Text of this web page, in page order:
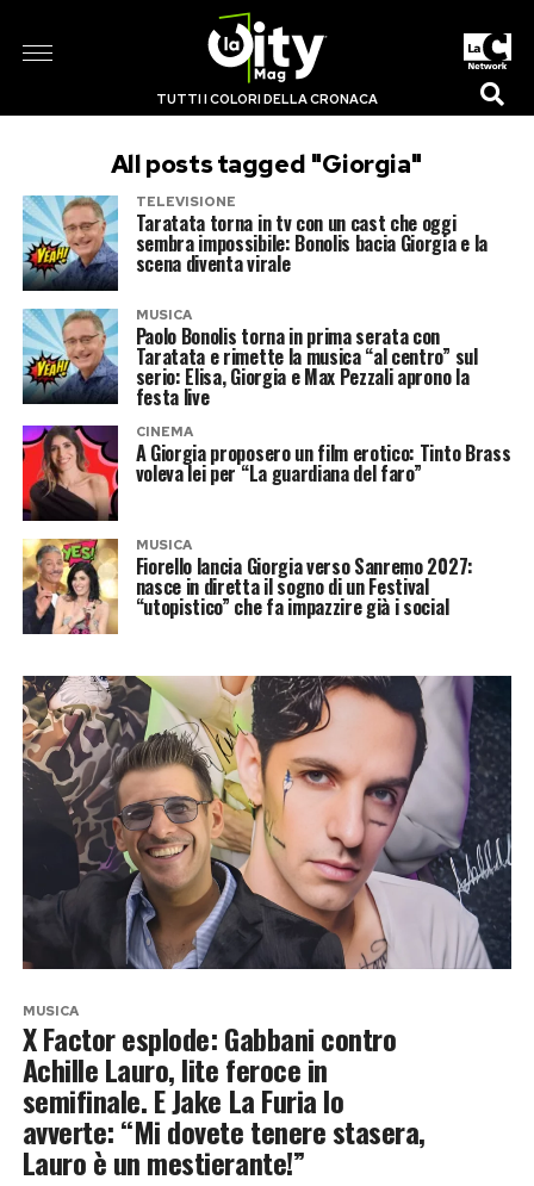
TUTTI I COLORI DELLA CRONACA
All posts tagged "Giorgia"
TELEVISIONE
Taratata torna in tv con un cast che oggi
sembra impossibile: Bonolis bacia Giorgia e la
scena diventa virale
MUSICA
Paolo Bonolis torna in prima serata con
Taratata e rimette la musica “al centro” sul
serio: Elisa, Giorgia e Max Pezzali aprono la
festa live
CINEMA
A Giorgia proposero un film erotico: Tinto Brass
voleva lei per “La guardiana del faro”
MUSICA
Fiorello lancia Giorgia verso Sanremo 2027:
nasce in diretta il sogno di un Festival
“utopistico” che fa impazzire già i social
MUSICA
X Factor esplode: Gabbani contro
Achille Lauro, lite feroce in
semifinale. E Jake La Furia lo
avverte: “Mi dovete tenere stasera,
Lauro è un mestierante!”